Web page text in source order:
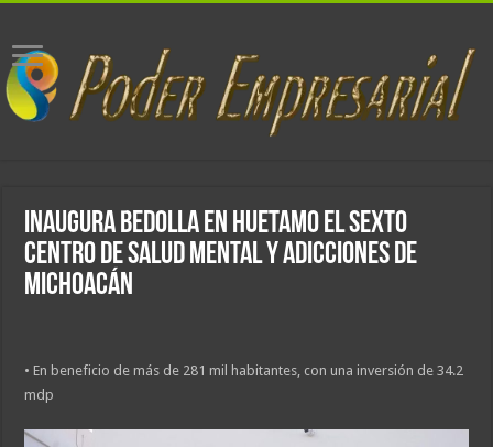
Inaugura Bedolla en Huetamo el sexto
Centro de Salud Mental y Adicciones de
Michoacán
• En beneficio de más de 281 mil habitantes, con una inversión de 34.2
mdp